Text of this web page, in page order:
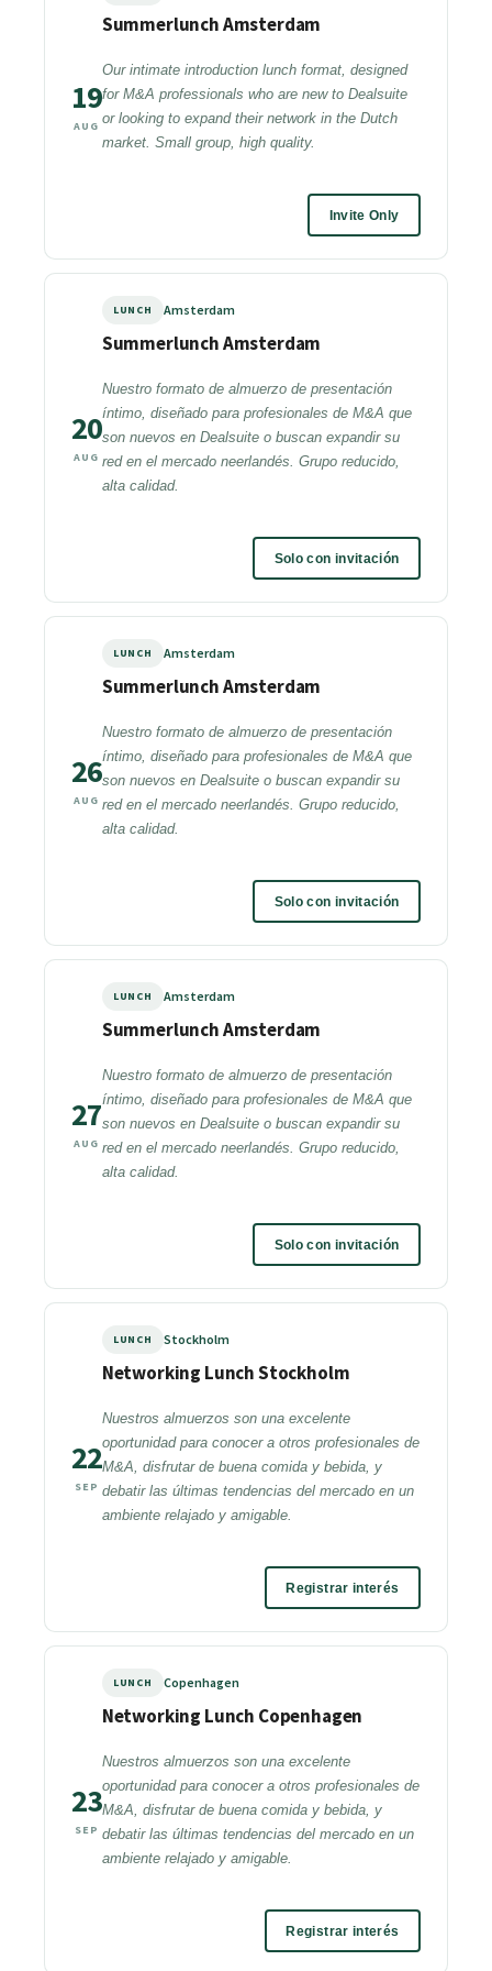
19
AUG
Summerlunch Amsterdam
Our intimate introduction lunch format, designed
for M&A professionals who are new to Dealsuite
or looking to expand their network in the Dutch
market. Small group, high quality.
Invite Only
20
AUG
LUNCH Amsterdam
Summerlunch Amsterdam
Nuestro formato de almuerzo de presentación
íntimo, diseñado para profesionales de M&A que
son nuevos en Dealsuite o buscan expandir su
red en el mercado neerlandés. Grupo reducido,
alta calidad.
Solo con invitación
26
AUG
LUNCH Amsterdam
Summerlunch Amsterdam
Nuestro formato de almuerzo de presentación
íntimo, diseñado para profesionales de M&A que
son nuevos en Dealsuite o buscan expandir su
red en el mercado neerlandés. Grupo reducido,
alta calidad.
Solo con invitación
27
AUG
LUNCH Amsterdam
Summerlunch Amsterdam
Nuestro formato de almuerzo de presentación
íntimo, diseñado para profesionales de M&A que
son nuevos en Dealsuite o buscan expandir su
red en el mercado neerlandés. Grupo reducido,
alta calidad.
Solo con invitación
22
SEP
LUNCH Stockholm
Networking Lunch Stockholm
Nuestros almuerzos son una excelente
oportunidad para conocer a otros profesionales de
M&A, disfrutar de buena comida y bebida, y
debatir las últimas tendencias del mercado en un
ambiente relajado y amigable.
Registrar interés
23
SEP
LUNCH Copenhagen
Networking Lunch Copenhagen
Nuestros almuerzos son una excelente
oportunidad para conocer a otros profesionales de
M&A, disfrutar de buena comida y bebida, y
debatir las últimas tendencias del mercado en un
ambiente relajado y amigable.
Registrar interés